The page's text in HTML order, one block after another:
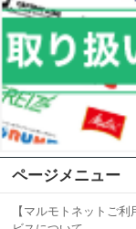
ページメニュー
【マルモトネットご